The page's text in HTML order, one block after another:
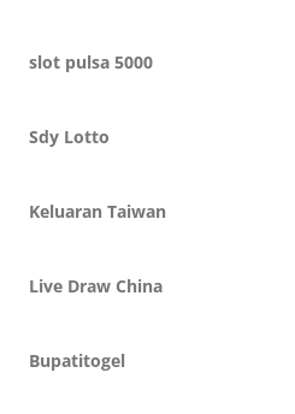
slot pulsa 5000
Sdy Lotto
Keluaran Taiwan
Live Draw China
Bupatitogel